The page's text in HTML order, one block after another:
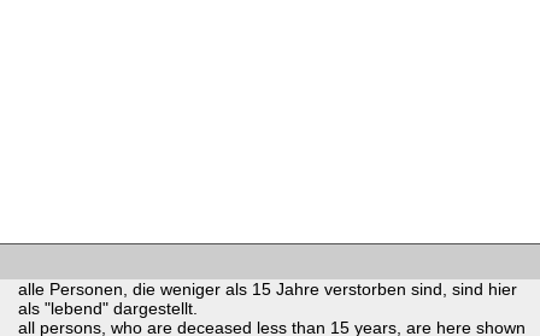
alle Personen, die weniger als 15 Jahre verstorben sind, sind hier
als "lebend" dargestellt.
all persons, who are deceased less than 15 years, are here shown